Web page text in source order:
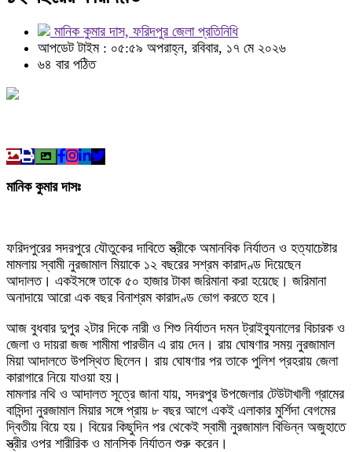
মানিক কুমার দাস, ফরিদপুর জেলা প্রতিনিধি
আপডেট টাইম : ০৫:৫৯ অপরাহ্ন, রবিবার, ১৭ মে ২০২৬
৬৪ বার পঠিত
মানিক কুমার দাসঃ
ফরিদপুরের সদরপুরে যৌতুকের দাবিতে স্ত্রীকে অমানবিক নির্যাতন ও হত্যাচেষ্টার
মামলায় স্বামী নুরজামাল মিয়াকে ১২ বছরের সশ্রম কারাদণ্ড দিয়েছেন
আদালত। একইসঙ্গে তাকে ৫০ হাজার টাকা জরিমানা করা হয়েছে। জরিমানা
অনাদায়ে আরো এক বছর বিনাশ্রম কারাদণ্ড ভোগ করতে হবে।
আজ বুধবার দুপুর ২টার দিকে নারী ও শিশু নির্যাতন দমন ট্রাইব্যুনালের বিচারক ও
জেলা ও দায়রা জজ শামীমা পারভীন এ রায় দেন। রায় ঘোষণার সময় নুরজামাল
মিয়া আদালতে উপস্থিত ছিলেন। রায় ঘোষণার পর তাকে পুলিশ প্রহরায় জেলা
কারাগারে নিয়ে যাওয়া হয়।
মামলার নথি ও আদালত সূত্রে জানা যায়, সদরপুর উপজেলার টেউটাখালী গ্রামের
বাসিন্দা নুরজামাল মিয়ার সঙ্গে প্রায় ৮ বছর আগে একই এলাকার মুর্শিদা বেগমের
দ্বিতীয় বিয়ে হয়। বিয়ের কিছুদিন পর থেকেই স্বামী নুরজামাল বিভিন্ন অজুহাতে
স্ত্রীর ওপর শারীরিক ও মানসিক নির্যাতন শুরু করেন।